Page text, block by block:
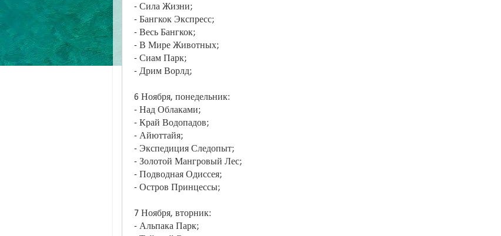
- Сила Жизни;
- Бангкок Экспресс;
- Весь Бангкок;
- В Мире Животных;
- Сиам Парк;
- Дрим Ворлд;
6 Ноября, понедельник:
- Над Облаками;
- Край Водопадов;
- Айюттайя;
- Экспедиция Следопыт;
- Золотой Мангровый Лес;
- Подводная Одиссея;
- Остров Принцессы;
7 Ноября, вторник:
- Альпака Парк;